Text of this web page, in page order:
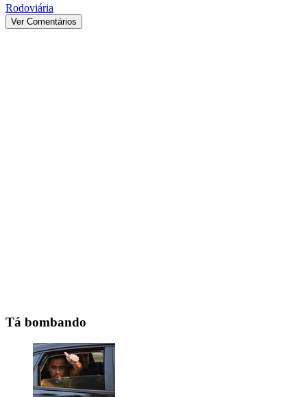
Rodoviária
Ver Comentários
Tá bombando